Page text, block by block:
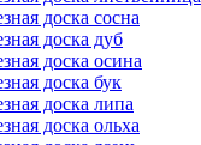
доска сосна
доска дуб
доска осина
доска бук
доска липа
доска ольха